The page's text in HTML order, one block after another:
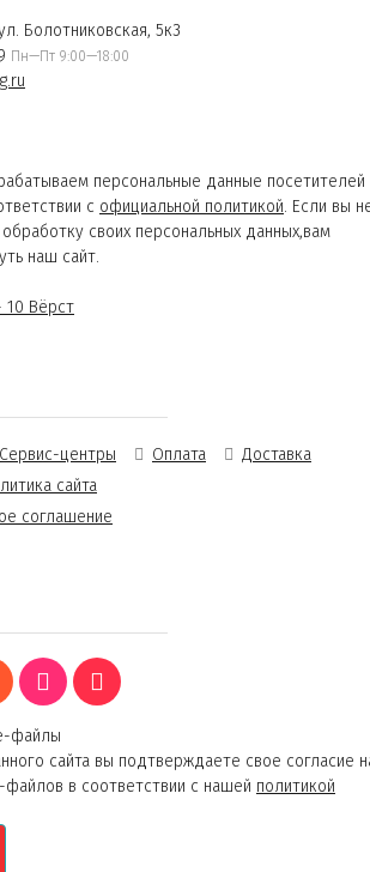
Болотниковская, 5к3
Пн—Пт 9:00—18:00
персональные данные посетителей
с официальной политикой. Если вы
своих персональных данных,вам
наш сайт.
10 Вёрст
Сервис-центры Оплата
Доставка
сайта
соглашение
файлы
сайта вы подтверждаете свое согласие
файлов в соответствии с нашей политикой